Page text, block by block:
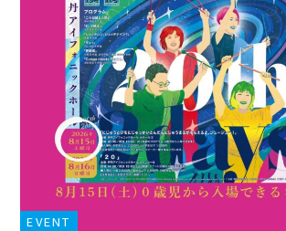
EVENT